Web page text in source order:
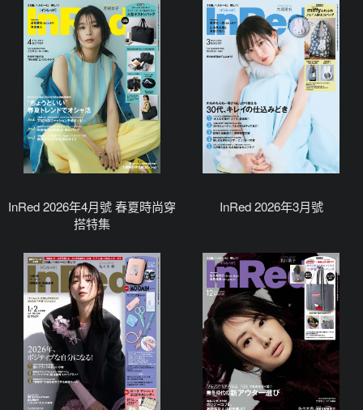
InRed 2026年4月號 春夏時尚穿
搭特集
InRed 2026年3月號